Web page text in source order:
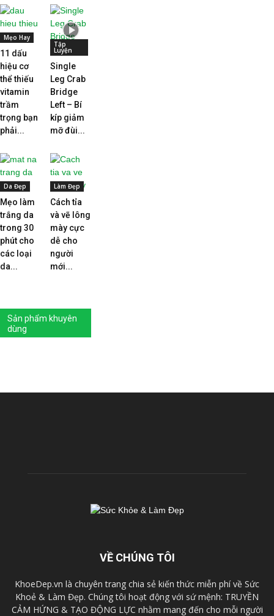
Mẹo Hay
11 dấu
hiệu cơ
thể thiếu
vitamin
trầm
trọng bạn
phải...
Tập
Luyện
Single
Leg Crab
Bridge
Left – Bí
kíp giảm
mỡ đùi...
Da Đẹp
Mẹo làm
trắng da
trong 30
phút cho
các loại
da...
Làm Đẹp
Cách tỉa
và vẽ lông
mày cực
dễ cho
người
mới...
Sản phẩm khuyên
dùng
VỀ CHÚNG TÔI
KhoeDep.vn là chuyên trang chia sẻ kiến thức miễn phí về Sức
Khoẻ & Làm Đẹp. Chúng tôi hoạt động với sứ mệnh: TRUYỀN
CẢM HỨNG & TẠO ĐỘNG LỰC nhằm mang đến cho mỗi người